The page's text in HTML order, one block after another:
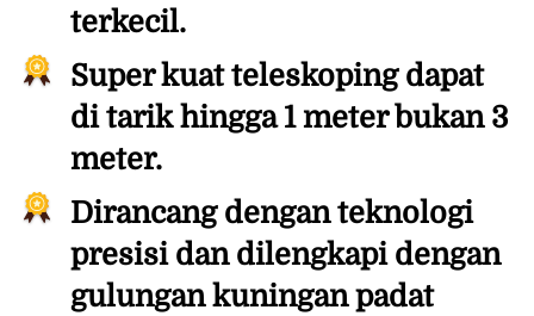
terkecil.
Super kuat teleskoping dapat
di tarik hingga 1 meter bukan 3
meter.
Dirancang dengan teknologi
presisi dan dilengkapi dengan
gulungan kuningan padat